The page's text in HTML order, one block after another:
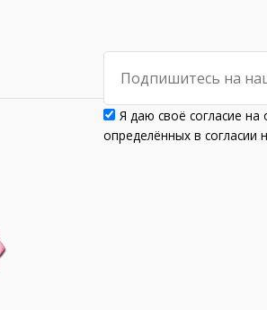
Я даю своё согласие
определённых в